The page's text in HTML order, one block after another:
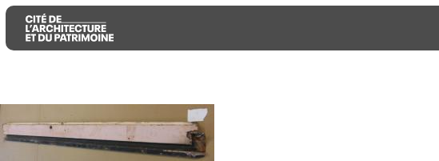
Aller
au
contenu
Aller
au
menu
Aller
à
la